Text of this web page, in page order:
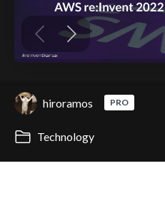
hiroramos PRO
Technology